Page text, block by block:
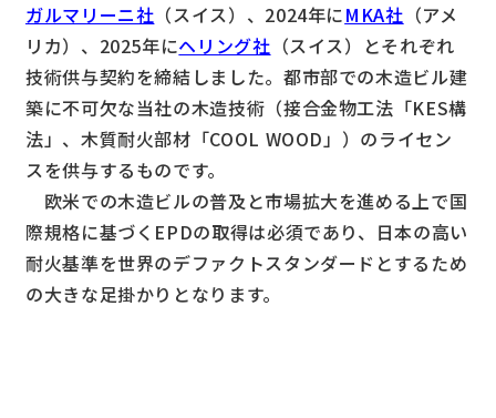
ガルマリーニ社 （スイス）、2024年にMKA社 （アメ
リカ）、2025年にヘリング社 （スイス）とそれぞれ
技術供与契約を締結しました。都市部での木造ビル建
築に不可欠な当社の木造技術（接合金物工法「KES構
法」、木質耐火部材「COOL WOOD」）のライセン
スを供与するものです。
欧米での木造ビルの普及と市場拡大を進める上で国
際規格に基づくEPDの取得は必須であり、日本の高い
耐火基準を世界のデファクトスタンダードとするため
の大きな足掛かりとなります。